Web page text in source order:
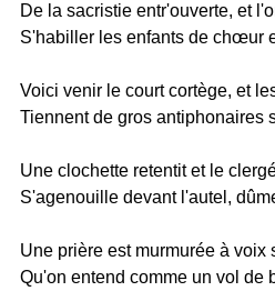
De la sacristie entr'ouverte, et
S'habiller les enfants de chœur
Voici venir le court cortège, et
Tiennent de gros antiphonaires
Une clochette retentit et le
S'agenouille devant l'autel,
Une prière est murmurée à voix
Qu'on entend comme un vol de